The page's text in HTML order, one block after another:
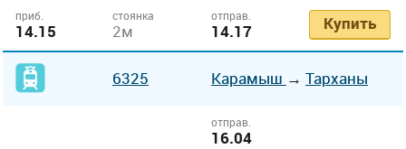
приб.
14.15
стоянка
2м
отправ.
14.17 Купить
6325 Карамыш → Тарханы
отправ.
16.04